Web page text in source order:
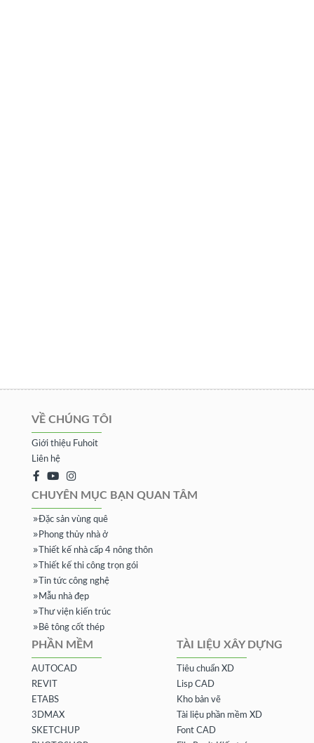
VỀ CHÚNG TÔI
Giới thiệu Fuhoit
Liên hệ
CHUYÊN MỤC BẠN QUAN TÂM
Đặc sản vùng quê
Phong thủy nhà ở
Thiết kế nhà cấp 4 nông thôn
Thiết kế thi công trọn gói
Tin tức công nghệ
Mẫu nhà đẹp
Thư viện kiến trúc
Bê tông cốt thép
PHẦN MỀM
AUTOCAD
REVIT
ETABS
3DMAX
SKETCHUP
TÀI LIỆU XÂY DỰNG
Tiêu chuẩn XD
Lisp CAD
Kho bản vẽ
Tài liệu phần mềm XD
Font CAD